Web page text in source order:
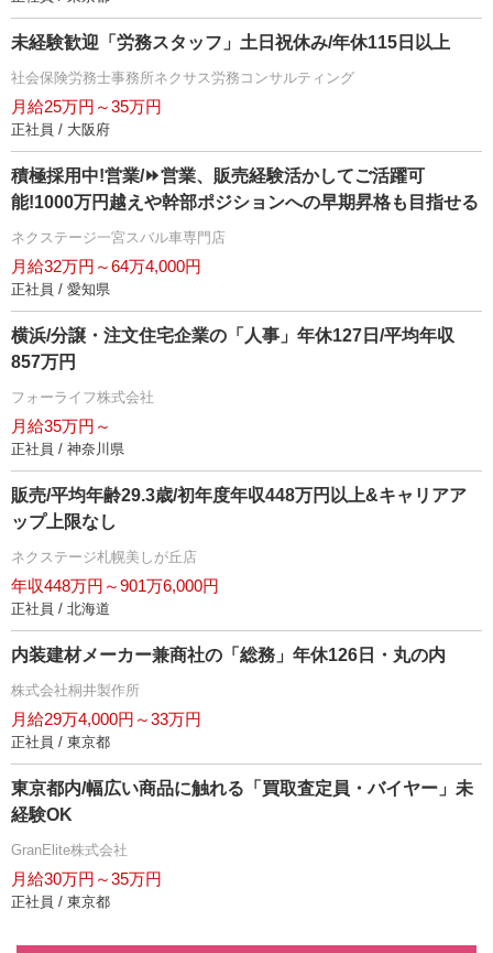
未経験歓迎「労務スタッフ」土日祝休み/年休115日以上
社会保険労務士事務所ネクサス労務コンサルティング
月給25万円～35万円
正社員 / 大阪府
積極採用中!営業/⏩️営業、販売経験活かしてご活躍可
能!1000万円越えや幹部ポジションへの早期昇格も目指せる
ネクステージ一宮スバル車専門店
月給32万円～64万4,000円
正社員 / 愛知県
横浜/分譲・注文住宅企業の「人事」年休127日/平均年収
857万円
フォーライフ株式会社
月給35万円～
正社員 / 神奈川県
販売/平均年齢29.3歳/初年度年収448万円以上&キャリアア
ップ上限なし
ネクステージ札幌美しが丘店
年収448万円～901万6,000円
正社員 / 北海道
内装建材メーカー兼商社の「総務」年休126日・丸の内
株式会社桐井製作所
月給29万4,000円～33万円
正社員 / 東京都
東京都内/幅広い商品に触れる「買取査定員・バイヤー」未
経験OK
GranElite株式会社
月給30万円～35万円
正社員 / 東京都